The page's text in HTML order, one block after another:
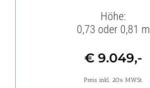
Höhe:
0,73 oder 0,81 m
€ 9.049,-
Preis inkl. 20% MWSt.